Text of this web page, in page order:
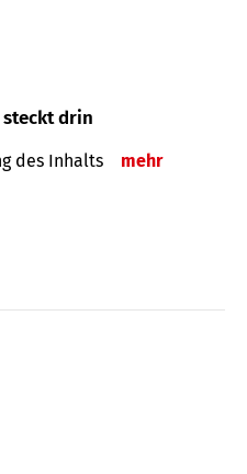
steckt drin
des Inhalts mehr